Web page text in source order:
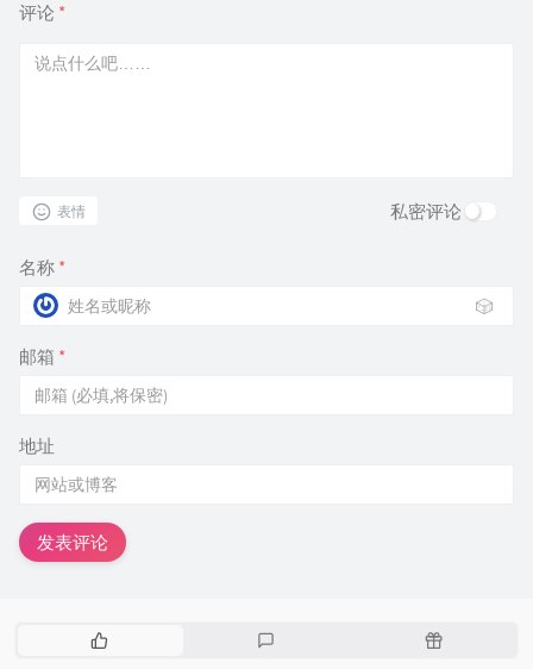
评论 *
表情 私密评论
名称 *
🎲
邮箱 *
地址
发表评论
热
随